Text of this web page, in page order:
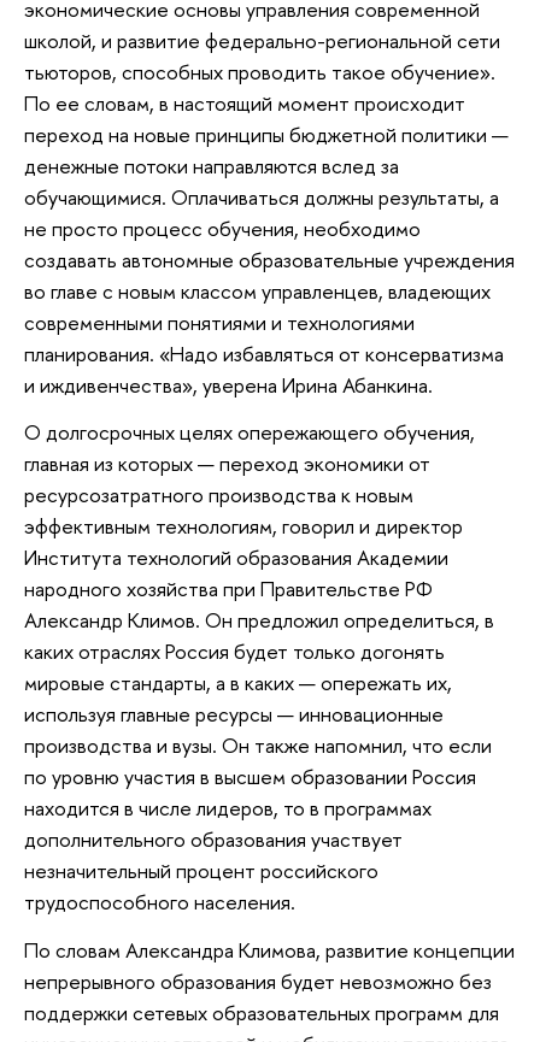
экономические основы управления современной
школой, и развитие федерально-региональной сети
тьюторов, способных проводить такое обучение».
По ее словам, в настоящий момент происходит
переход на новые принципы бюджетной политики —
денежные потоки направляются вслед за
обучающимися. Оплачиваться должны результаты, а
не просто процесс обучения, необходимо
создавать автономные образовательные учреждения
во главе с новым классом управленцев, владеющих
современными понятиями и технологиями
планирования. «Надо избавляться от консерватизма
и иждивенчества», уверена Ирина Абанкина.
О долгосрочных целях опережающего обучения,
главная из которых — переход экономики от
ресурсозатратного производства к новым
эффективным технологиям, говорил и директор
Института технологий образования Академии
народного хозяйства при Правительстве РФ
Александр Климов. Он предложил определиться, в
каких отраслях Россия будет только догонять
мировые стандарты, а в каких — опережать их,
используя главные ресурсы — инновационные
производства и вузы. Он также напомнил, что если
по уровню участия в высшем образовании Россия
находится в числе лидеров, то в программах
дополнительного образования участвует
незначительный процент российского
трудоспособного населения.
По словам Александра Климова, развитие концепции
непрерывного образования будет невозможно без
поддержки сетевых образовательных программ для